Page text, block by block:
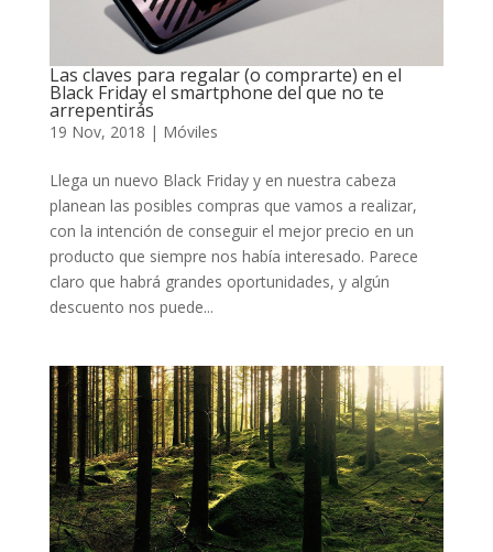
Las claves para regalar (o comprarte) en el
Black Friday el smartphone del que no te
arrepentirás
19 Nov, 2018 | Móviles
Llega un nuevo Black Friday y en nuestra cabeza
planean las posibles compras que vamos a realizar,
con la intención de conseguir el mejor precio en un
producto que siempre nos había interesado. Parece
claro que habrá grandes oportunidades, y algún
descuento nos puede...